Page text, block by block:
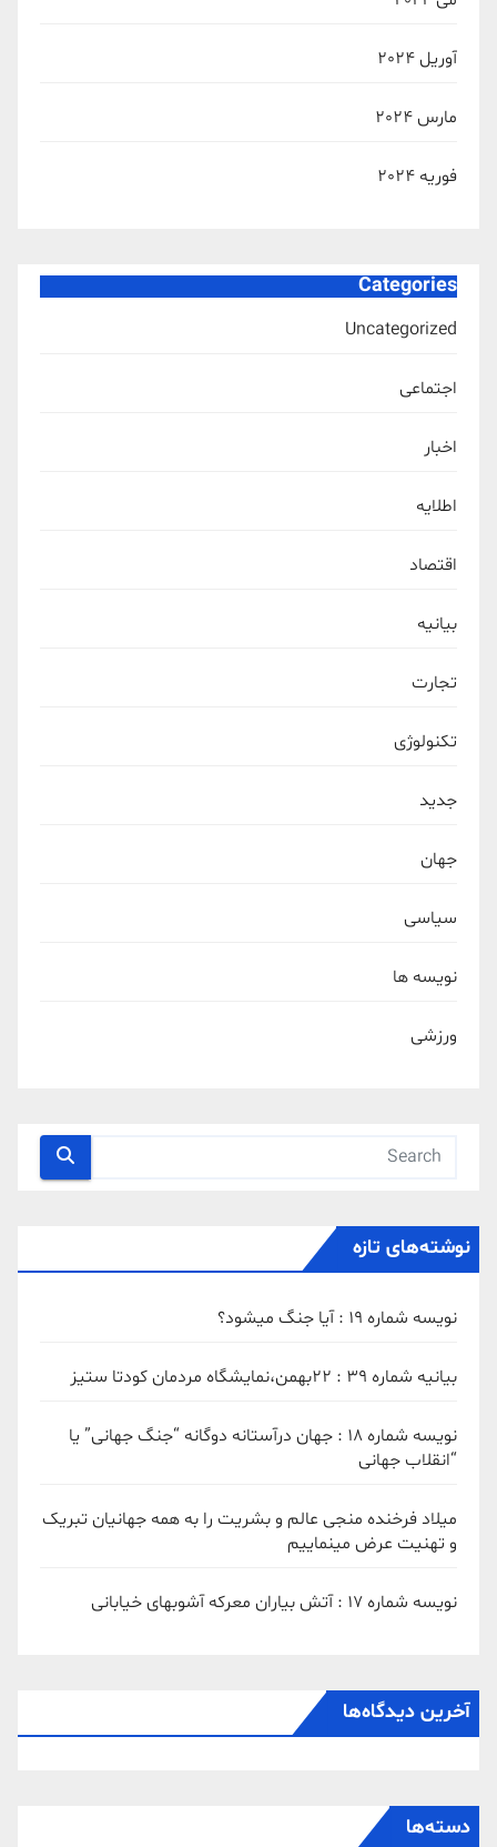
آوریل 2024
مارس 2024
فوریه 2024
Categories
Uncategorized
اجتماعی
اخبار
اطلایه
اقتصاد
بیانیه
تجارت
تکنولوژی
جدید
جهان
سیاسی
نویسه ها
ورزشی
نوشته‌های تازه
نویسه شماره 19 : آیا جنگ میشود؟
بیانیه شماره 39 : ۲۲بهمن،نمایشگاه مردمان کودتا ستیز
نویسه شماره 18 : جهان درآستانه دوگانه “جنگ جهانی” یا
“انقلاب جهانی
میلاد فرخنده منجی عالم و بشریت را به همه جهانیان تبریک
و تهنیت عرض مینماییم
نویسه شماره 17 : آتش بیاران معرکه آشوبهای خیابانی
آخرین دیدگاه‌ها
دسته‌ها